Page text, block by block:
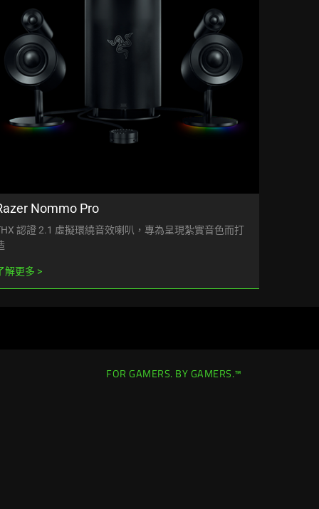
Nommo Pro
認證 2.1 虛擬環繞音效喇叭，專為呈現紮實音色而打
解更多
FOR GAMERS. BY GAMERS.™